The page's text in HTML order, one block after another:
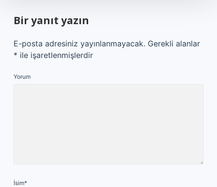
Bir yanıt yazın
E-posta adresiniz yayınlanmayacak. Gerekli alanlar
* ile işaretlenmişlerdir
Yorum
İsim*